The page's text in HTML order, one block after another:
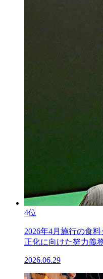
4位
2026年4月施行の食
正化に向けた努力義
2026.06.29